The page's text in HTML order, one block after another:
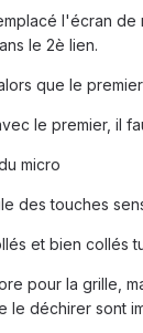
l'écran de
le 2è lien.
que le
le premier, il
micro
des touches
et bien collés
pour la grille,
le déchirer sont